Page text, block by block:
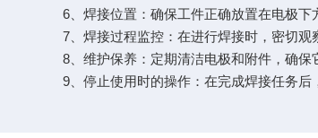
6、焊接位置：确保工件正确放置在电极下
7、焊接过程监控：在进行焊接时，密切观
8、维护保养：定期清洁电极和附件，确保
9、停止使用时的操作：在完成焊接任务后